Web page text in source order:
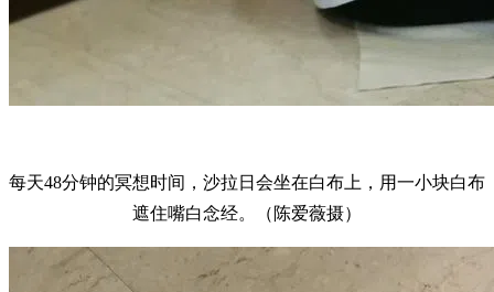
每天48分钟的冥想时间，沙拉日会坐在白布上，用一小块白布
遮住嘴白念经。（陈爱薇摄）